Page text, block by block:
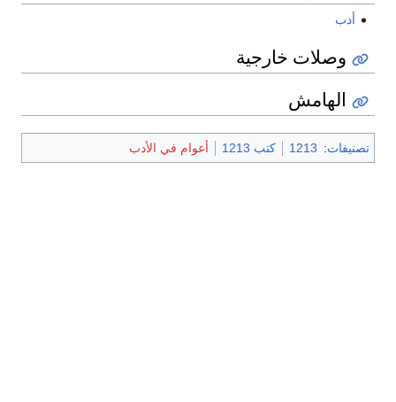
أدب
وصلات خارجية
الهامش
تصنيفات:
1213 كتب 1213 أعوام في الأدب